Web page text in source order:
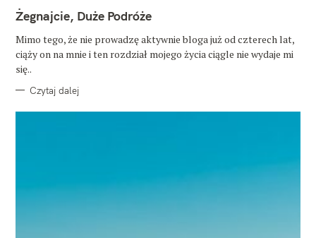
T
E
O
R
I
Żegnajcie, Duże Podróże
Mimo tego, że nie prowadzę aktywnie bloga już od czterech lat,
ciąży on na mnie i ten rozdział mojego życia ciągle nie wydaje mi
się..
Czytaj dalej